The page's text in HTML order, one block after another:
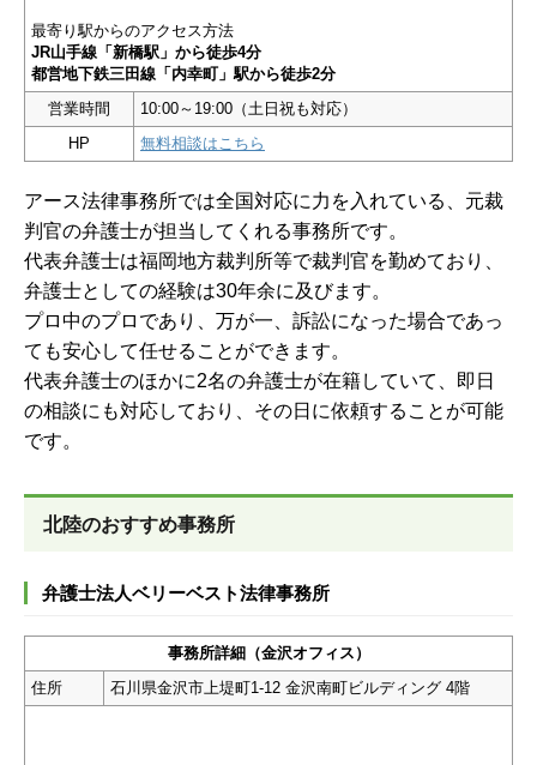
最寄り駅からのアクセス方法
JR山手線「新橋駅」から徒歩4分
都営地下鉄三田線「内幸町」駅から徒歩2分
営業時間
10:00～19:00（土日祝も対応）
HP
無料相談はこちら
アース法律事務所では全国対応に力を入れている、元裁
判官の弁護士が担当してくれる事務所です。
代表弁護士は福岡地方裁判所等で裁判官を勤めており、
弁護士としての経験は30年余に及びます。
プロ中のプロであり、万が一、訴訟になった場合であっ
ても安心して任せることができます。
代表弁護士のほかに2名の弁護士が在籍していて、即日
の相談にも対応しており、その日に依頼することが可能
です。
北陸のおすすめ事務所
弁護士法人ベリーベスト法律事務所
事務所詳細（金沢オフィス）
住所
石川県金沢市上堤町1-12 金沢南町ビルディング 4階